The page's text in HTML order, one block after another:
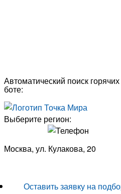
Автоматический поиск
боте:
Выберите регион:
Москва, ул. Кулакова, 20
Оставить заявку на